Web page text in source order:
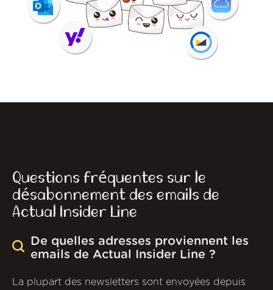
Questions fréquentes sur le
désabonnement des emails de
Actual Insider Line
De quelles adresses proviennent les
emails de Actual Insider Line ?
La plupart des newsletters sont envoyées depuis